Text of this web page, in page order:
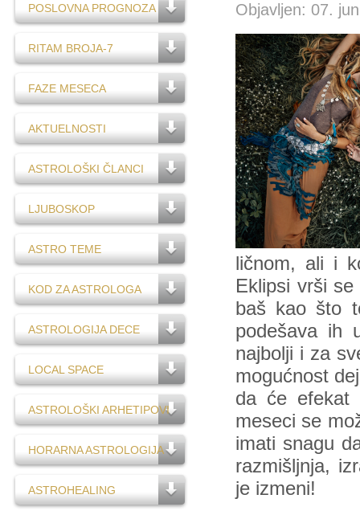
POSLOVNA PROGNOZA
RITAM BROJA-7
FAZE MESECA
AKTUELNOSTI
ASTROLOŠKI ČLANCI
LJUBOSKOP
ASTRO TEME
KOD ZA ASTROLOGA
ASTROLOGIJA DECE
LOCAL SPACE
ASTROLOŠKI ARHETIPOVI
HORARNA ASTROLOGIJA
ASTROHEALING
Objavljen: 07.
ličnom, ali i
Eklipsi vrši
baš kao što
podešava ih
najbolji i za
mogućnost
da će efekat
meseci se
imati snagu
razmišljnja,
je izmeni!